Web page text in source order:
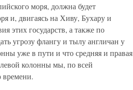
моря, должна будет
и, двигаясь на Хиву, Бухару и
этих государств, а также по
угрозу флангу и тылу англичан у
уже в пути и что средняя и правая
колонны мы, по всей
времени.